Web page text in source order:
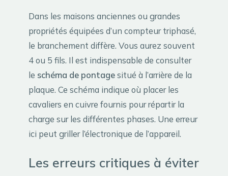
Dans les maisons anciennes ou grandes
propriétés équipées d’un compteur triphasé,
le branchement diffère. Vous aurez souvent
4 ou 5 fils. Il est indispensable de consulter
le schéma de pontagesitué à l’arrière de la
plaque. Ce schéma indique où placer les
cavaliers en cuivre fournis pour répartir la
charge sur les différentes phases. Une erreur
ici peut griller l’électronique de l’appareil.
Les erreurs critiques à éviter